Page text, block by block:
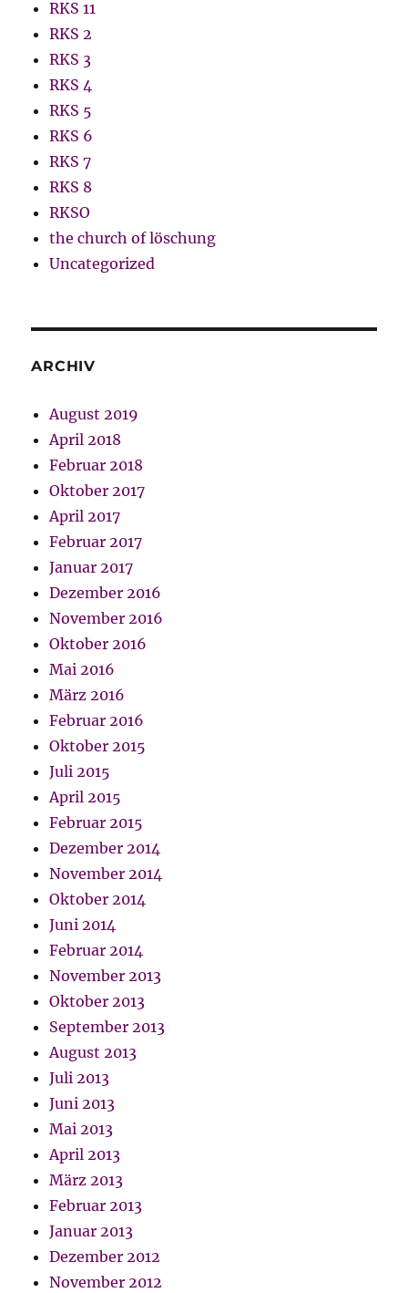
RKS 11
RKS 2
RKS 3
RKS 4
RKS 5
RKS 6
RKS 7
RKS 8
RKSO
the church of löschung
Uncategorized
ARCHIV
August 2019
April 2018
Februar 2018
Oktober 2017
April 2017
Februar 2017
Januar 2017
Dezember 2016
November 2016
Oktober 2016
Mai 2016
März 2016
Februar 2016
Oktober 2015
Juli 2015
April 2015
Februar 2015
Dezember 2014
November 2014
Oktober 2014
Juni 2014
Februar 2014
November 2013
Oktober 2013
September 2013
August 2013
Juli 2013
Juni 2013
Mai 2013
April 2013
März 2013
Februar 2013
Januar 2013
Dezember 2012
November 2012